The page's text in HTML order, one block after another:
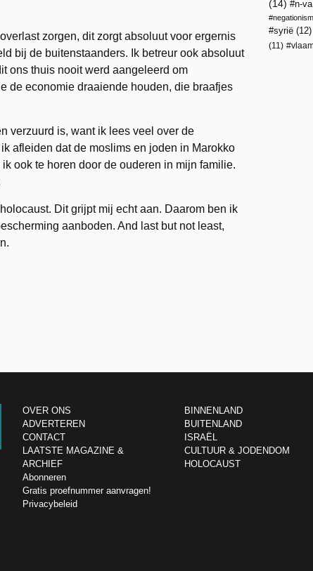
zorgen, dit zorgt absoluut voor ergernis
bij de buitenstaanders. Ik betreur ook absoluut
ons thuis nooit werd aangeleerd om
de economie draaiende houden, die braafjes
verzuurd is, want ik lees veel over de
afleiden dat de moslims en joden in Marokko
ook te horen door de ouderen in mijn familie.
Dit grijpt mij echt aan. Daarom ben ik
aanboden. And last but not least,
(14)
n-va
syrië (12)
(11)
OVER ONS
ADVERTEREN
CONTACT
LAATSTE MAGAZINE &
ARCHIEF
Abonneren
Gratis proefnummer aanvragen!
Privacybeleid
BINNENLAND
BUITENLAND
ISRAËL
CULTUUR & JODENDOM
HOLOCAUST